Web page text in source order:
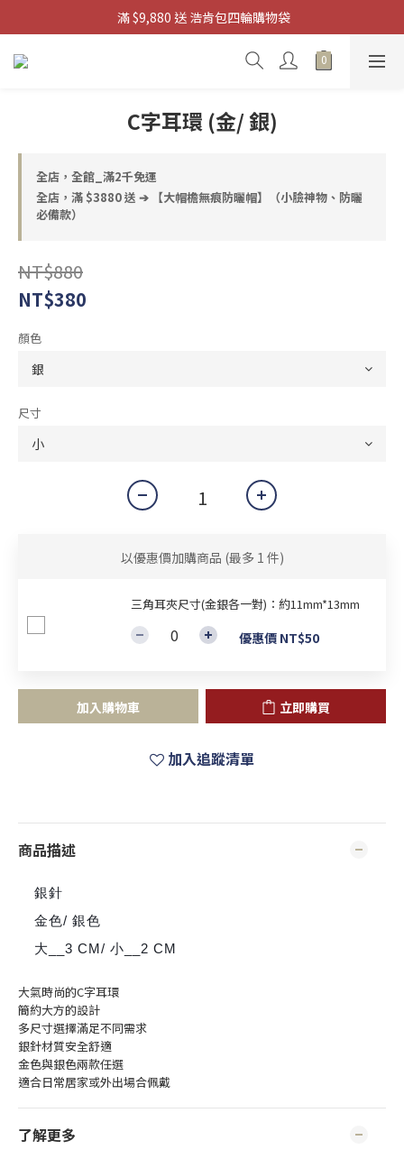
滿 $3880 送 掌上迷你風扇
滿 $9,880 送 浩肯包四輪購物袋
滿 $3880 送 掌上迷你風扇
C字耳環 (金/ 銀)
全店，全館_滿2千免運
全店，滿 $3880 送 ➔ 【大帽檐無痕防曬帽】（小臉神物、防曬
必備款）
NT$880
NT$380
顏色
尺寸
以優惠價加購商品 (最多 1 件)
三角耳夾尺寸(金銀各一對)：約11mm*13mm
優惠價 NT$50
加入購物車 立即購買
加入追蹤清單
商品描述
銀針
金色/ 銀色
大__3 CM/ 小__2 CM
大氣時尚的C字耳環
簡約大方的設計
多尺寸選擇滿足不同需求
銀針材質安全舒適
金色與銀色兩款任選
適合日常居家或外出場合佩戴
了解更多